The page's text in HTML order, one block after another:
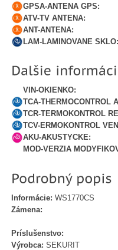
GPSA-ANTENA GPS:
ATV-TV ANTENA:
ANT-ANTENA:
LAM-LAMINOVANE SKLO:
VIN-OKIENKO:
TCA-THERMOCONTROL
TCR-TERMOKONTROL
TCV-ERMOKONTROL
AKU-AKUSTYCKE:
MOD-VERZIA
Informácie: WS1770CS
Zámena:
Príslušenstvo:
Výrobca: SEKURIT